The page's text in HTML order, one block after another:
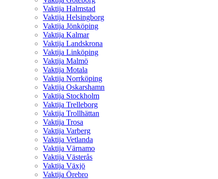
Vaktija Halmstad
Vaktija Helsingborg
Vaktija Jönköping
Vaktija Kalmar
Vaktija Landskrona
Vaktija Linköping
Vaktija Malmö
Vaktija Motala
Vaktija Norrköping
Vaktija Oskarshamn
Vaktija Stockholm
Vaktija Trelleborg
Vaktija Trollhättan
Vaktija Trosa
Vaktija Varberg
Vaktija Vetlanda
Vaktija Värnamo
Vaktija Västerås
Vaktija Växjö
Vaktija Örebro